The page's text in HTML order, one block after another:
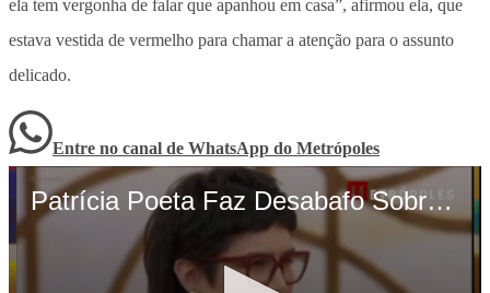
ela tem vergonha de falar que apanhou em casa”, afirmou ela, que
estava vestida de vermelho para chamar a atenção para o assunto
delicado.
Entre no canal de WhatsApp do Metrópoles